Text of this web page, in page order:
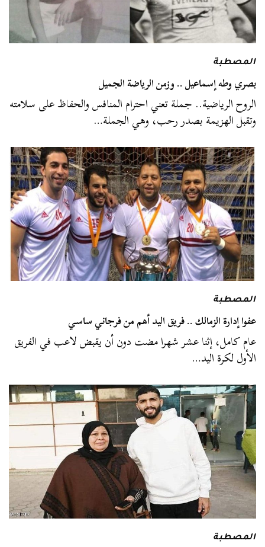
المصطبة
بصري وطه إسماعيل .. وزمن الرياضة الجميل
الروح الرياضية.. جملة تعني احترام المنافس والحفاظ على سلامته
وتقبل الهزيمة بصدر رحب، وهي الجملة…
المصطبة
عفوا إدارة الزمالك .. فريق اليد أهم من فرجاني ساسي
عام كامل، إثنا عشر شهرا مضت دون أن يقبض لاعب في الفريق
الأول لكرة اليد…
المصطبة